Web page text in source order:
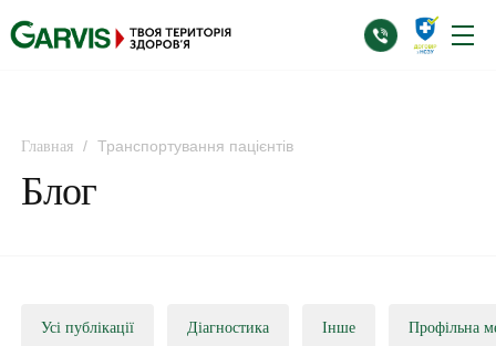
Главная / Транспортування пацієнтів
Блог
Усі публікації Діагностика Інше Профільна